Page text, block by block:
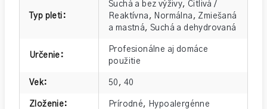
Typ pleti :
Suchá a bez výživy,Citlivá /
Reaktívna , Normálna , Zmiešaná
a mastná,Suchá a dehydrovaná
Určenie :
Profesionálne aj domáce
použitie
Vek: 50 , 40
Zloženie: Prírodné, Hypoalergénne